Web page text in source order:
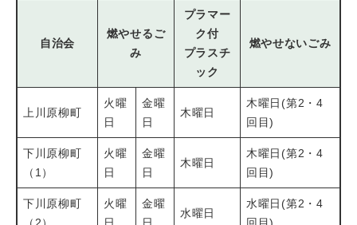
自治会
燃やせるご
み
プラマー
ク付
プラスチ
ック
燃やせないごみ
上川原柳町
火曜
日
金曜
日
木曜日
木曜日(第2・4
回目)
下川原柳町
（1）
火曜
日
金曜
日
木曜日
木曜日(第2・4
回目)
下川原柳町
火曜
金曜
水曜日
水曜日(第2・4